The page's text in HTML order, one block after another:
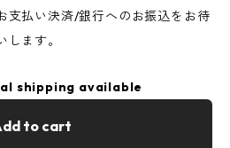
支払い決済/銀行へのお振込をお待
ます。
shipping available
to cart